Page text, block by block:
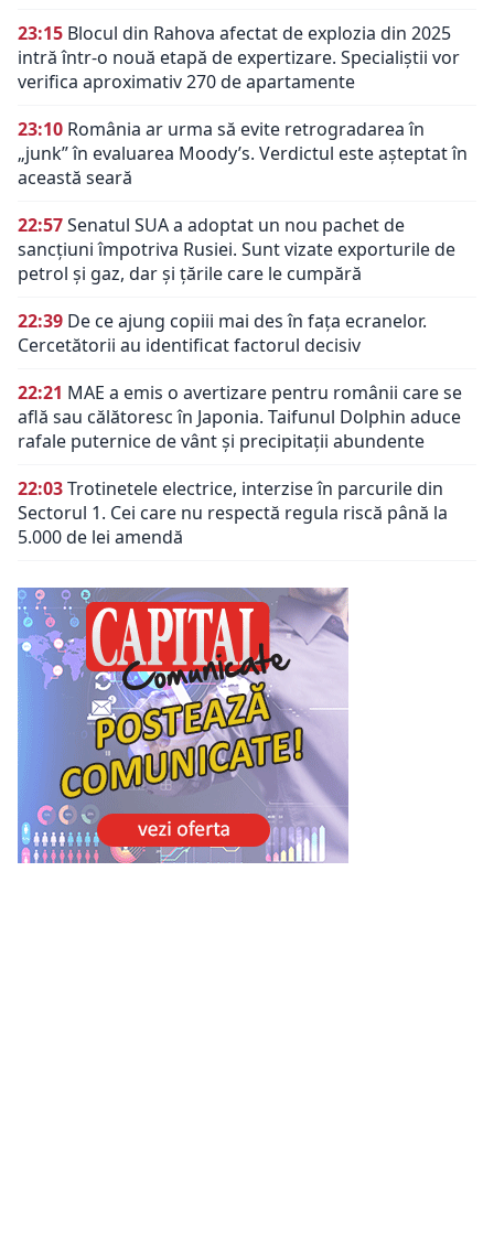
23:15 Blocul din Rahova afectat de explozia din 2025
intră într-o nouă etapă de expertizare. Specialiștii vor
verifica aproximativ 270 de apartamente
23:10 România ar urma să evite retrogradarea în
„junk” în evaluarea Moody’s. Verdictul este așteptat în
această seară
22:57Senatul SUA a adoptat un nou pachet de
sancțiuni împotriva Rusiei. Sunt vizate exporturile de
petrol și gaz, dar și țările care le cumpără
22:39 De ce ajung copiii mai des în fața ecranelor.
Cercetătorii au identificat factorul decisiv
22:21 MAE a emis o avertizare pentru românii care se
află sau călătoresc în Japonia. Taifunul Dolphin aduce
rafale puternice de vânt și precipitații abundente
22:03Trotinetele electrice, interzise în parcurile din
Sectorul 1. Cei care nu respectă regula riscă până la
5.000 de lei amendă